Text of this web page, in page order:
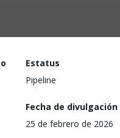
Estatus
Pipeline
Fecha de divulgación
25 de febrero de 2026